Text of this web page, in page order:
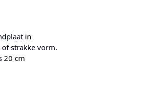
in
of strakke vorm.
20 cm